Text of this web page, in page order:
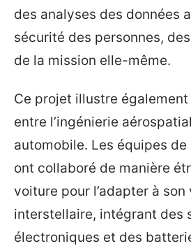
des analyses des données
sécurité des personnes,
de la mission elle-même.
Ce projet illustre également
entre l’ingénierie
automobile. Les équipes de
ont collaboré de manière
voiture pour l’adapter à son
interstellaire, intégrant des
électroniques et des